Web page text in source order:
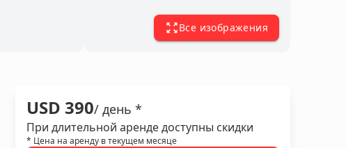
Все изображения
USD 390/ день *
При длительной аренде доступны скидки
* Цена на аренду в текущем месяце